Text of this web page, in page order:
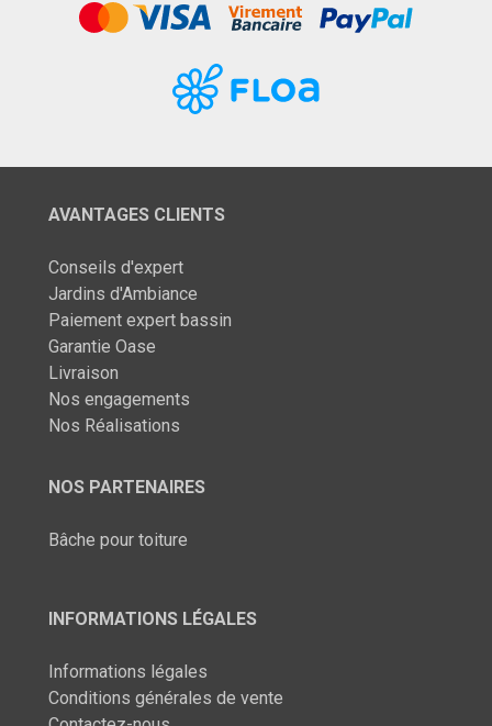
AVANTAGES CLIENTS
Conseils d'expert
Jardins d'Ambiance
Paiement expert bassin
Garantie Oase
Livraison
Nos engagements
Nos Réalisations
NOS PARTENAIRES
Bâche pour toiture
INFORMATIONS LÉGALES
Informations légales
Conditions générales de vente